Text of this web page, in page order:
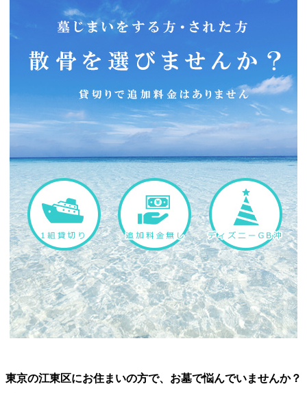
東京の江東区にお住まいの方で、お墓で悩んでいませんか？